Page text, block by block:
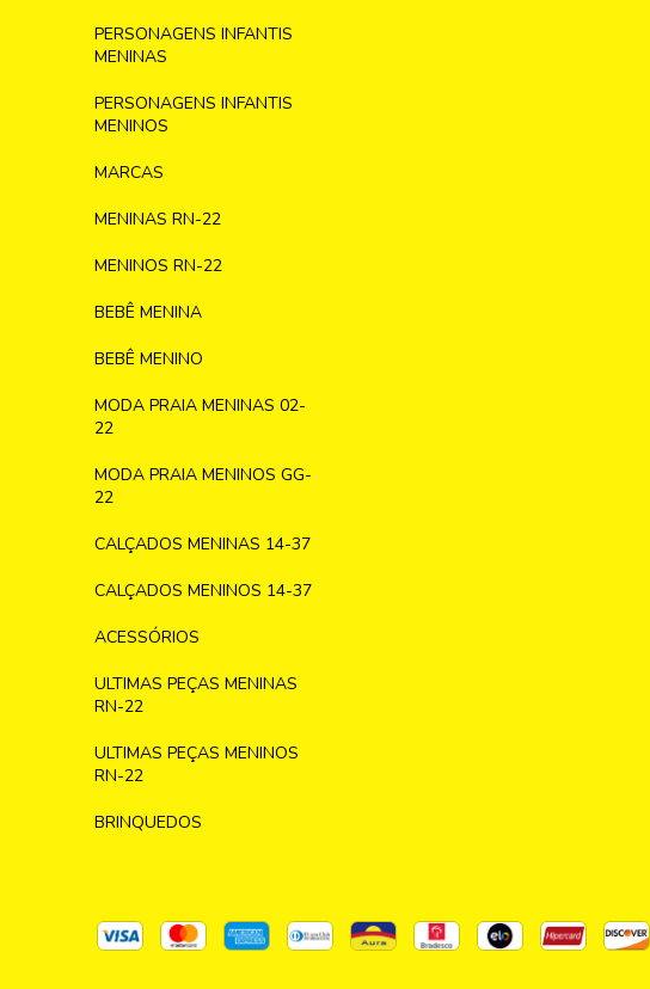
PERSONAGENS INFANTIS
MENINAS
PERSONAGENS INFANTIS
MENINOS
MARCAS
MENINAS RN-22
MENINOS RN-22
BEBÊ MENINA
BEBÊ MENINO
MODA PRAIA MENINAS 02-
22
MODA PRAIA MENINOS GG-
22
CALÇADOS MENINAS 14-37
CALÇADOS MENINOS 14-37
ACESSÓRIOS
ULTIMAS PEÇAS MENINAS
RN-22
ULTIMAS PEÇAS MENINOS
RN-22
BRINQUEDOS